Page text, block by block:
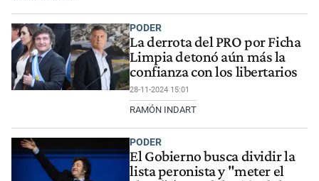
PODER
La derrota del PRO por Ficha
Limpia detonó aún más la
confianza con los libertarios
28-11-2024 15:01
RAMÓN INDART
PODER
El Gobierno busca dividir la
lista peronista y "meter el